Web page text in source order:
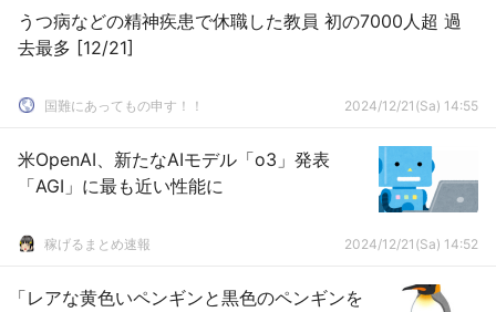
うつ病などの精神疾患で休職した教員 初の7000人超 過
去最多 [12/21]
国難にあってもの申す！！ 2024/12/21(Sa) 14:55
米OpenAI、新たなAIモデル「o3」発表
「AGI」に最も近い性能に
稼げるまとめ速報 2024/12/21(Sa) 14:52
「レアな黄色いペンギンと黒色のペンギンを